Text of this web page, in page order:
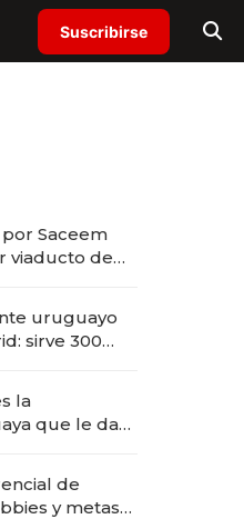
Suscribirse
Saceem
viaducto de
uruguayo
sirve 300
la
que le da
de
y metas